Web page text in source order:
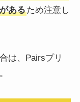
あるため注意し
は、Pairsプリ